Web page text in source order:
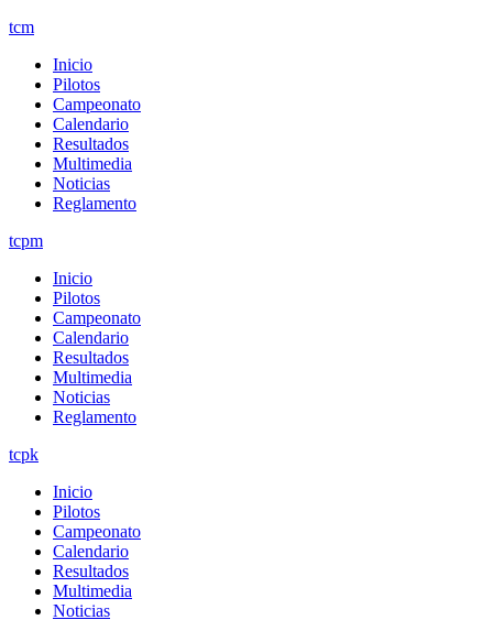
tcm
Inicio
Pilotos
Campeonato
Calendario
Resultados
Multimedia
Noticias
Reglamento
tcpm
Inicio
Pilotos
Campeonato
Calendario
Resultados
Multimedia
Noticias
Reglamento
tcpk
Inicio
Pilotos
Campeonato
Calendario
Resultados
Multimedia
Noticias